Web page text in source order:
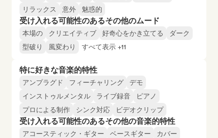
リラックス
意外 魅惑的
受け入れる可能性のあるその他のムード
本場の クリエイティブ 好奇心をかき立てる
ダーク
型破り
風変わり すべて表示 +11
特に好きな音楽的特性
アンプラグド フィーチャリング
デモ
インストゥルメンタル
ライブ録音
ピアノ
プロによる制作
シンク対応 ビデオクリップ
受け入れる可能性のあるその他の音楽的特性
アコースティック・ギター ベースギター
カバー